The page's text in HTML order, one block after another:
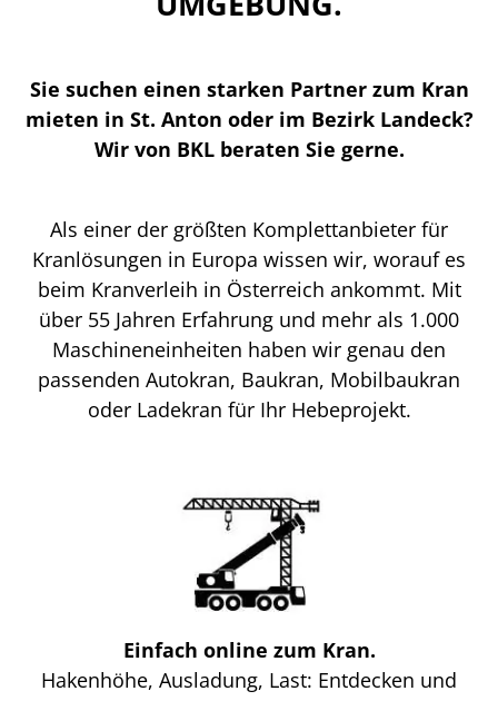
Sie suchen einen starken Partner zum Kran
mieten in St. Anton oder im Bezirk Landeck?
Wir von BKL beraten Sie gerne.
Als einer der größten Komplettanbieter für
Kranlösungen in Europa wissen wir, worauf es
beim Kranverleih in Österreich ankommt. Mit
über 55 Jahren Erfahrung und mehr als 1.000
Maschineneinheiten haben wir genau den
passenden Autokran, Baukran, Mobilbaukran
oder Ladekran für Ihr Hebeprojekt.
Einfach online zum Kran.
Hakenhöhe, Ausladung, Last: Entdecken und